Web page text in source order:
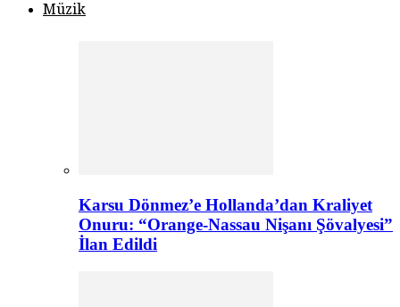
Müzik
Karsu Dönmez’e Hollanda’dan Kraliyet
Onuru: “Orange-Nassau Nişanı Şövalyesi”
İlan Edildi